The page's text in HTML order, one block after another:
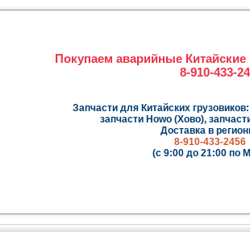
Покупаем аварийные
8-910-433-
Запчасти для Китайских
запчасти Howo (Хово),
Доставка в
8-910-433-2456
(с 9:00 до 21:00 по